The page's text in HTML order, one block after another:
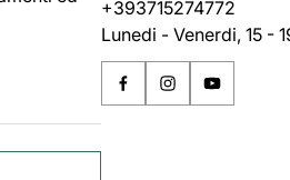
+393715274772
Lunedi - Venerdi, 15 -